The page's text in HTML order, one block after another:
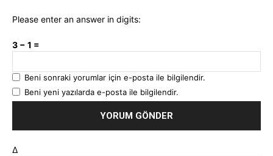
Please enter an answer in digits:
3 − 1 =
Beni sonraki yorumlar için e-posta ile bilgilendir.
Beni yeni yazılarda e-posta ile bilgilendir.
Δ